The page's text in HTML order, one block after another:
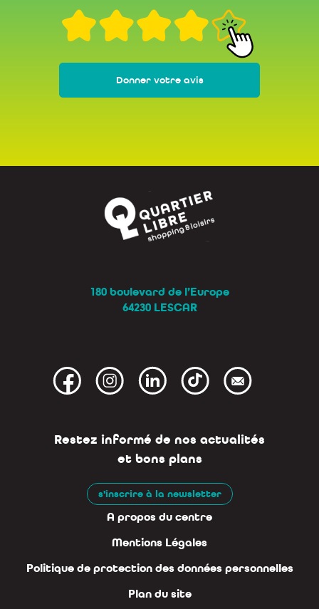
Donner votre avis
180 boulevard de l’Europe
64230 LESCAR
Restez informé de nos actualités
et bons plans
s'inscrire à la newsletter
A propos du centre
Mentions Légales
Politique de protection des données personnelles
Plan du site